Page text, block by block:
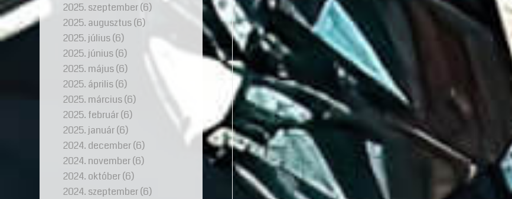
2025. szeptember(6)
2025. augusztus(6)
2025. július(6)
2025. június(6)
2025. május(6)
2025. április(6)
2025. március(6)
2025. február(6)
2025. január(6)
2024. december(6)
2024. november(6)
2024. október(6)
2024. szeptember(6)